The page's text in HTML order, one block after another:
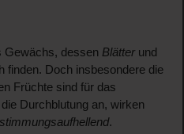
dessen Blätterund
finden. Doch insbesondere die
Früchte sind für das
Durchblutung an, wirken
stimmungsaufhellend.